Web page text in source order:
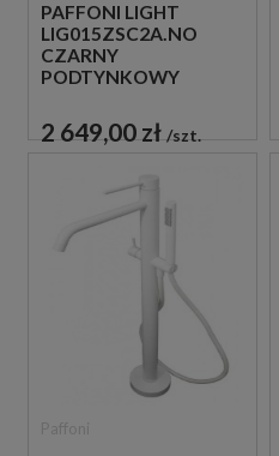
PAFFONI LIGHT
LIG015ZSC2A.NO
CZARNY
PODTYNKOWY
PRYSZNICOWY
2 649,00 zł szt.